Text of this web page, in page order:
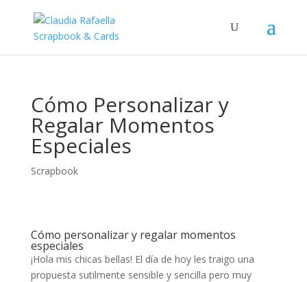
Cómo Personalizar y
Regalar Momentos
Especiales
Scrapbook
Cómo personalizar y regalar momentos
especiales
¡Hola mis chicas bellas! El día de hoy les traigo una
propuesta sutilmente sensible y sencilla pero muy